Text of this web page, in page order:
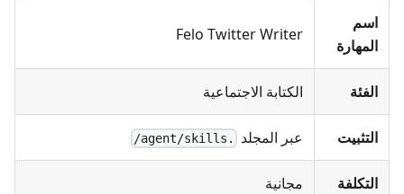
اسم
المهارة
Felo Twitter Writer
الفئة الكتابة الاجتماعية
التثبيت عبر المجلد .agent/skills/
التكلفة مجانية